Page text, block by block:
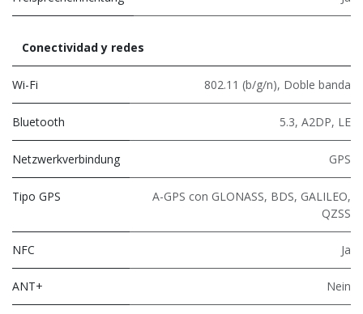
Conectividad y redes
Wi-Fi 802.11 (b/g/n), Doble banda
Bluetooth 5.3, A2DP, LE
Netzwerkverbindung GPS
Tipo GPS
A-GPS con GLONASS, BDS, GALILEO,
QZSS
NFC Ja
ANT+ Nein